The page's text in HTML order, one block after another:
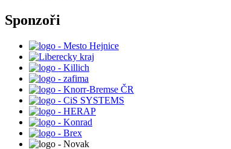
Sponzoři